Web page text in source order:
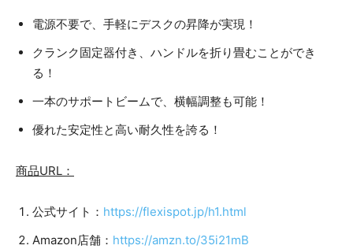
電源不要で、手軽にデスクの昇降が実現！
クランク固定器付き、ハンドルを折り畳むことができ
る！
一本のサポートビームで、横幅調整も可能！
優れた安定性と高い耐久性を誇る！
商品URL：
公式サイト： https://flexispot.jp/h1.html
Amazon店舗： https://amzn.to/35i21mB